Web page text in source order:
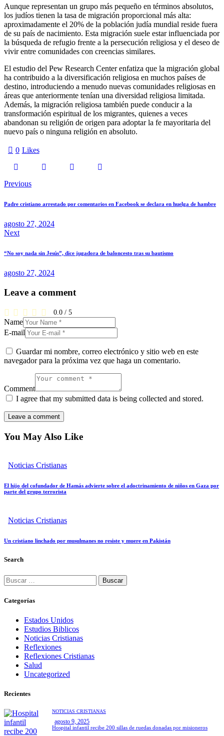
Aunque representan un grupo más pequeño en términos absolutos,
los judíos tienen la tasa de migración proporcional más alta:
aproximadamente el 20% de la población judía mundial reside fuera
de su país de nacimiento. Esta migración suele estar influenciada por
la búsqueda de refugio frente a la persecución religiosa y el deseo de
vivir entre comunidades con creencias similares.
El estudio del Pew Research Center enfatiza que la migración global
ha contribuido a la diversificación religiosa en muchos países de
destino, introduciendo a menudo nuevas comunidades religiosas en
áreas que anteriormente tenían una diversidad religiosa limitada.
Además, la migración religiosa también puede conducir a la
transformación espiritual de los migrantes, quienes a veces
abandonan su religión de origen para adoptar la fe mayoritaria del
nuevo país o ninguna religión en absoluto.
0 Likes
Previous
Padre cristiano arrestado por comentarios en Facebook se declara en huelga de hambre
agosto 27, 2024
Next
“No soy nada sin Jesús”, dice jugadora de baloncesto tras su bautismo
agosto 27, 2024
Leave a comment
0.0 / 5
Name
E-mail
Guardar mi nombre, correo electrónico y sitio web en este
navegador para la próxima vez que haga un comentario.
Comment
I agree that my submitted data is being collected and stored.
You May Also Like
Noticias Cristianas
El hijo del cofundador de Hamás advierte sobre el adoctrinamiento de niños en Gaza por
parte del grupo terrorista
Noticias Cristianas
Un cristiano linchado por musulmanes no resiste y muere en Pakistán
Search
Categorías
Estados Unidos
Estudios Biblicos
Noticias Cristianas
Reflexiones
Reflexiones Cristianas
Salud
Uncategorized
Recientes
NOTICIAS CRISTIANAS
agosto 9, 2025
Hospital infantil recibe 200 sillas de ruedas donadas por misioneros